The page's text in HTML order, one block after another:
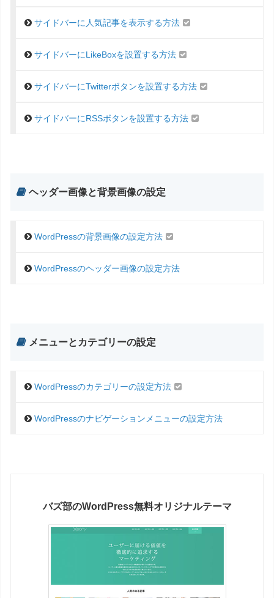
サイドバーに人気記事を表示する方法
サイドバーにLikeBoxを設置する方法
サイドバーにTwitterボタンを設置する方法
サイドバーにRSSボタンを設置する方法
ヘッダー画像と背景画像の設定
WordPressの背景画像の設定方法
WordPressのヘッダー画像の設定方法
メニューとカテゴリーの設定
WordPressのカテゴリーの設定方法
WordPressのナビゲーションメニューの設定方法
バズ部のWordPress無料オリジナルテーマ